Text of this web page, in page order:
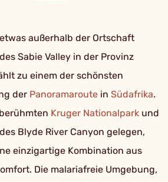
außerhalb der Ortschaft
Sabie Valley in der Provinz
zu einem der schönsten
der Panoramaroute in Südafrika.
Kruger Nationalpark und
Blyde River Canyon gelegen,
einzigartige Kombination aus
Die malariafreie Umgebung,